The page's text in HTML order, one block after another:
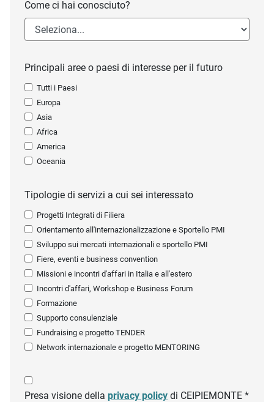
Come ci hai conosciuto?
Principali aree o paesi di interesse per il futuro
Tutti i Paesi
Europa
Asia
Africa
America
Oceania
Tipologie di servizi a cui sei interessato
Progetti Integrati di Filiera
Orientamento all'internazionalizzazione e Sportello PMI
Sviluppo sui mercati internazionali e sportello PMI
Fiere, eventi e business convention
Missioni e incontri d'affari in Italia e all'estero
Incontri d'affari, Workshop e Business Forum
Formazione
Supporto consulenziale
Fundraising e progetto TENDER
Network internazionale e progetto MENTORING
Presa visione della privacy policy di CEIPIEMONTE *